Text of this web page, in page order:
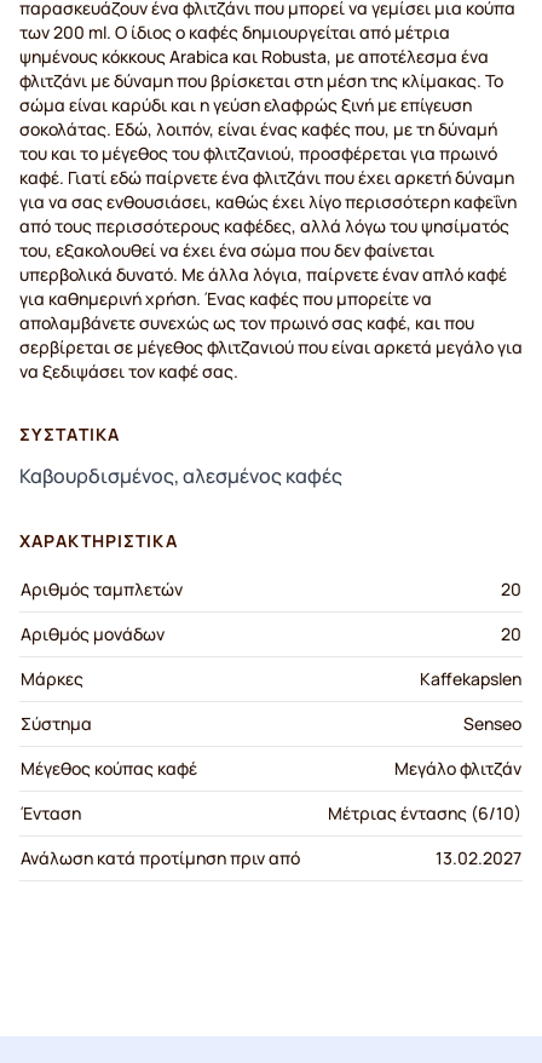
παρασκευάζουν ένα φλιτζάνι που μπορεί να γεμίσει μια κούπα
των 200 ml. Ο ίδιος ο καφές δημιουργείται από μέτρια
ψημένους κόκκους Arabica και Robusta, με αποτέλεσμα ένα
φλιτζάνι με δύναμη που βρίσκεται στη μέση της κλίμακας. Το
σώμα είναι καρύδι και η γεύση ελαφρώς ξινή με επίγευση
σοκολάτας. Εδώ, λοιπόν, είναι ένας καφές που, με τη δύναμή
του και το μέγεθος του φλιτζανιού, προσφέρεται για πρωινό
καφέ. Γιατί εδώ παίρνετε ένα φλιτζάνι που έχει αρκετή δύναμη
για να σας ενθουσιάσει, καθώς έχει λίγο περισσότερη καφεΐνη
από τους περισσότερους καφέδες, αλλά λόγω του ψησίματός
του, εξακολουθεί να έχει ένα σώμα που δεν φαίνεται
υπερβολικά δυνατό. Με άλλα λόγια, παίρνετε έναν απλό καφέ
για καθημερινή χρήση. Ένας καφές που μπορείτε να
απολαμβάνετε συνεχώς ως τον πρωινό σας καφέ, και που
σερβίρεται σε μέγεθος φλιτζανιού που είναι αρκετά μεγάλο για
να ξεδιψάσει τον καφέ σας.
ΣΥΣΤΑΤΙΚΆ
Καβουρδισμένος, αλεσμένος καφές
ΧΑΡΑΚΤΗΡΙΣΤΙΚΆ
Αριθμός ταμπλετών
20
Αριθμός μονάδων
20
Μάρκες
Kaffekapslen
Σύστημα
Senseo
Μέγεθος κούπας καφέ
Μεγάλο φλιτζάν
Ένταση
Μέτριας έντασης (6/10)
Ανάλωση κατά προτίμηση πριν από
13.02.2027